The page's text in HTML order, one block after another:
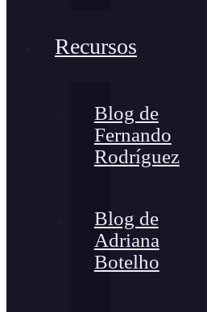
Recursos
Blog de
Fernando
Rodríguez
Blog de
Adriana
Botelho